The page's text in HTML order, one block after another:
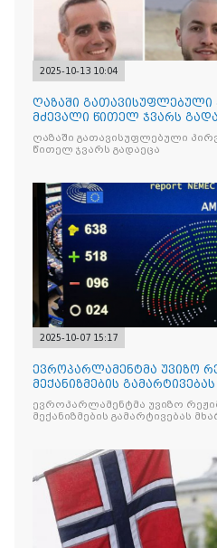
2025-10-13 10:04
ღაზაში გათავისუფლებული
მძევალი წითელ ჯვარს
ღაზაში გათავისუფლებული
წითელ ჯვარს გადაეცა
2025-10-07 15:17
ევროპარლამენტმა უვიზო
მექანიზმების
ევროპარლამენტმა უვიზო
მექანიზმების გამარტივებას